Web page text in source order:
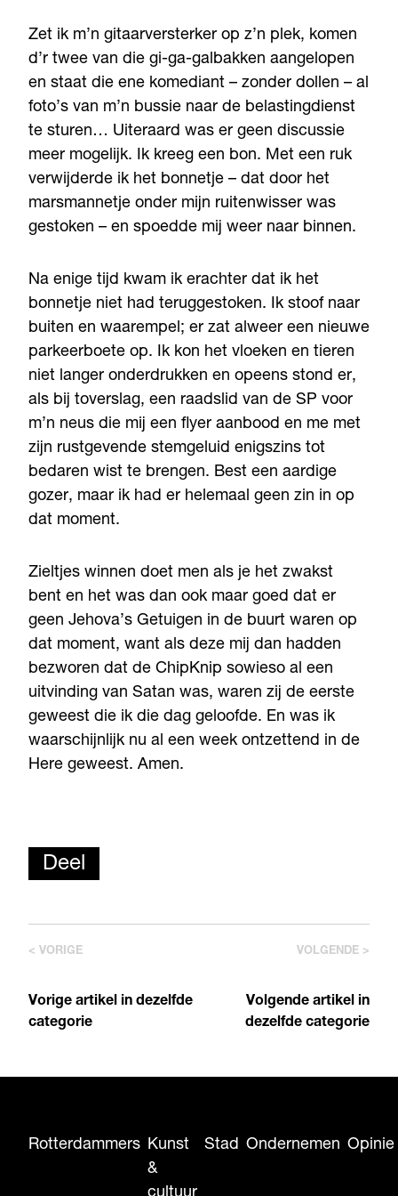
Zet ik m’n gitaarversterker op z’n plek, komen
d’r twee van die gi-ga-galbakken aangelopen
en staat die ene komediant – zonder dollen – al
foto’s van m’n bussie naar de belastingdienst
te sturen… Uiteraard was er geen discussie
meer mogelijk. Ik kreeg een bon. Met een ruk
verwijderde ik het bonnetje – dat door het
marsmannetje onder mijn ruitenwisser was
gestoken – en spoedde mij weer naar binnen.
Na enige tijd kwam ik erachter dat ik het
bonnetje niet had teruggestoken. Ik stoof naar
buiten en waarempel; er zat alweer een nieuwe
parkeerboete op. Ik kon het vloeken en tieren
niet langer onderdrukken en opeens stond er,
als bij toverslag, een raadslid van de SP voor
m’n neus die mij een flyer aanbood en me met
zijn rustgevende stemgeluid enigszins tot
bedaren wist te brengen. Best een aardige
gozer, maar ik had er helemaal geen zin in op
dat moment.
Zieltjes winnen doet men als je het zwakst
bent en het was dan ook maar goed dat er
geen Jehova’s Getuigen in de buurt waren op
dat moment, want als deze mij dan hadden
bezworen dat de ChipKnip sowieso al een
uitvinding van Satan was, waren zij de eerste
geweest die ik die dag geloofde. En was ik
waarschijnlijk nu al een week ontzettend in de
Here geweest. Amen.
Deel
< VORIGE
Vorige artikel in dezelfde
categorie
VOLGENDE >
Volgende artikel in
dezelfde categorie
Rotterdammers Kunst
&
Stad Ondernemen Opinie